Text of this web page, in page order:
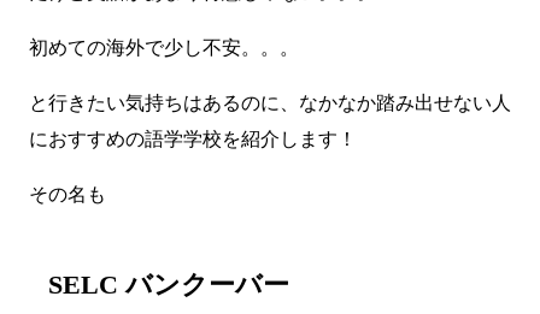
初めての海外で少し不安。。。
と行きたい気持ちはあるのに、なかなか踏み出せない人
におすすめの語学学校を紹介します！
その名も
SELC バンクーバー